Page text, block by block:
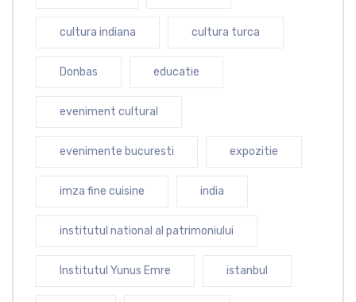
cultura indiana cultura turca
Donbas educatie
eveniment cultural
evenimente bucuresti expozitie
imza fine cuisine india
institutul national al patrimoniului
Institutul Yunus Emre istanbul